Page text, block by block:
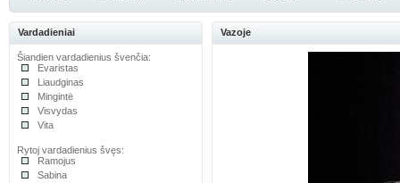
Vardadieniai
Šiandien vardadienius švenčia:
Evaristas
Liaudginas
Mingintė
Visvydas
Vita
Rytoj vardadienius švęs:
Ramojus
Sabina
Vazoje